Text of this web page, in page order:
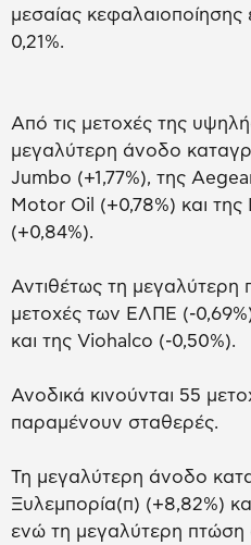
μεσαίας κεφαλαιοποίησης
0,21%.
Από τις μετοχές της
μεγαλύτερη άνοδο
Jumbo (+1,77%), της
Motor Oil (+0,78%) και
(+0,84%).
Αντιθέτως τη
μετοχές των ΕΛΠΕ (-
και της Viohalco (-0,50%).
Ανοδικά κινούνται 55
παραμένουν σταθερές.
Τη μεγαλύτερη άνοδο
Ξυλεμπορία(π) (+8,82%)
ενώ τη μεγαλύτερη πτώση